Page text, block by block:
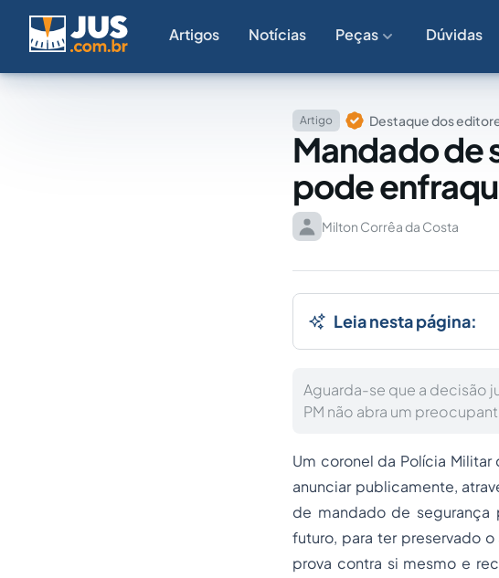
Artigos Notícias Peças Dúvidas
Artigo Destaque dos
Mandado de
pode
Milton Corrêa da Costa
Leia nesta página:
Aguarda-se que a decisão
PM não abra um
Um coronel da Polícia
anunciar publicamente,
de mandado de segurança
futuro, para ter preservado
prova contra si mesmo e